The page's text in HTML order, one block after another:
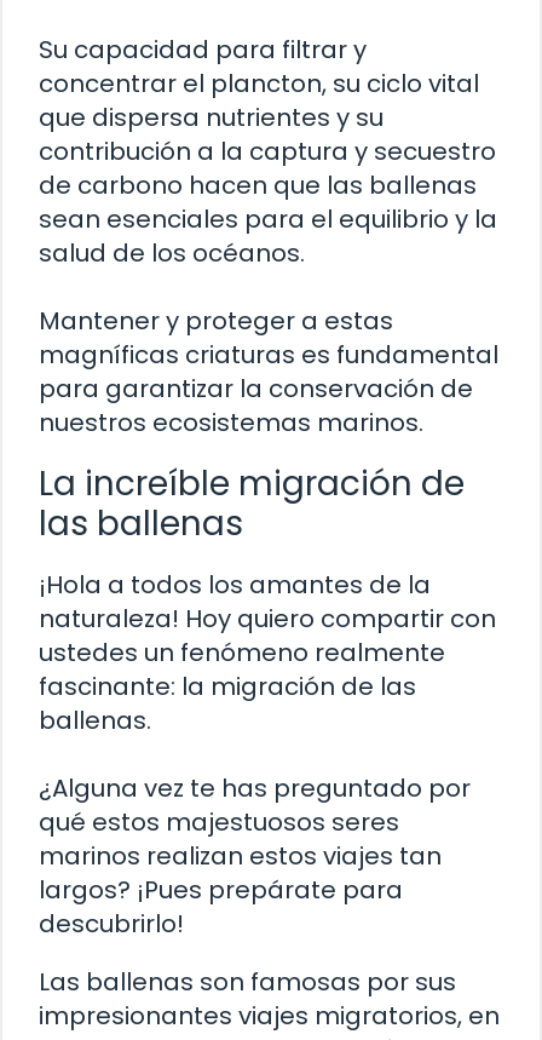
Su capacidad para filtrar y
concentrar el plancton, su ciclo vital
que dispersa nutrientes y su
contribución a la captura y secuestro
de carbono hacen que las ballenas
sean esenciales para el equilibrio y la
salud de los océanos.
Mantener y proteger a estas
magníficas criaturas es fundamental
para garantizar la conservación de
nuestros ecosistemas marinos.
La increíble migración de
las ballenas
¡Hola a todos los amantes de la
naturaleza! Hoy quiero compartir con
ustedes un fenómeno realmente
fascinante: la migración de las
ballenas.
¿Alguna vez te has preguntado por
qué estos majestuosos seres
marinos realizan estos viajes tan
largos? ¡Pues prepárate para
descubrirlo!
Las ballenas son famosas por sus
impresionantes viajes migratorios, en